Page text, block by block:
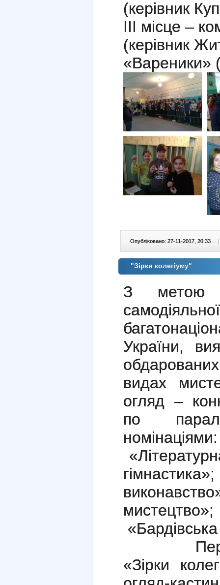
(керівник
ІІІ місце –
(керівник
«Вареники»
Опубліковано: 27-11-2017, 20:33 |
"Зірки колегіуму"
З метою
України,
видах
огляд –
по
Перед
«Зірки